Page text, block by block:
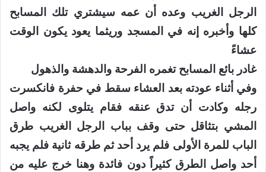
الرجل الغريب وعده أن عمه سيشتري تلك المسابح
كلها وأخبره إنه في المسجد وريثما يعود يكون الوقت
عشاءً
غادر بائع المسابح تغمره الفرحة والدهشة والذهول
وفي أثناء عودته بعد العشاء سقط في حفرة فانكسرت
رجله وكادت أن تدق عنقه فقام يتلوى لكنه واصل
المشي بتثاقل حتى وقف بباب الرجل الغريب طرق
الباب للمرة الأولى فلم يرد أحد ثم طرقه ثانية فلم يجبه
أحد واصل الطرق كثيراً دون فائدة وهنا خرج عليه من